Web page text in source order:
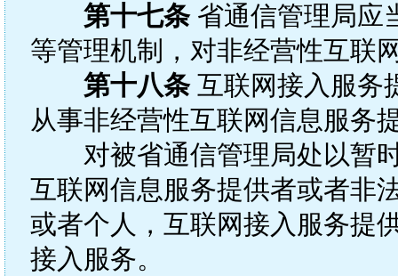
第十七条省通信管理局应
等管理机制，对非经营性互联
第十八条互联网接入服务
从事非经营性互联网信息服务
对被省通信管理局处以暂时
互联网信息服务提供者或者非
或者个人，互联网接入服务提
接入服务。